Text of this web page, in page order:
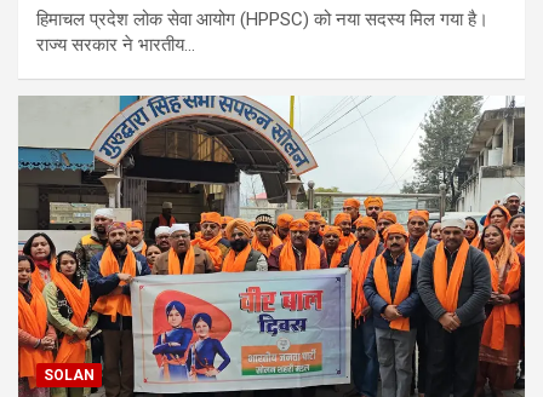
हिमाचल प्रदेश लोक सेवा आयोग (HPPSC) को नया सदस्य मिल गया है।
राज्य सरकार ने भारतीय…
SOLAN